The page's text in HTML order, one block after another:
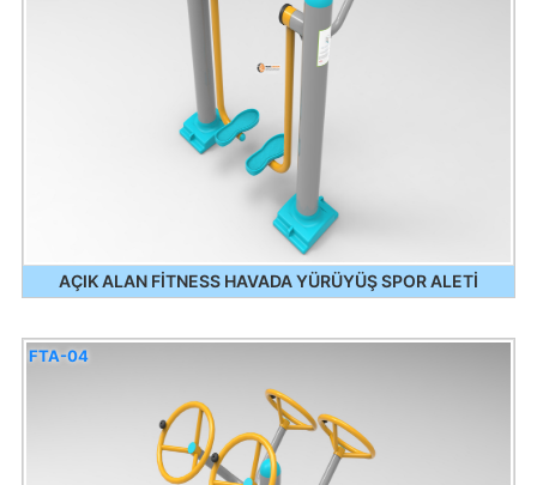
AÇIK ALAN FİTNESS HAVADA YÜRÜYÜŞ SPOR ALETİ
FTA-04